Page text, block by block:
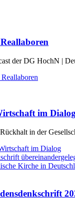
der DG HochN |
im
in der
im Dialog